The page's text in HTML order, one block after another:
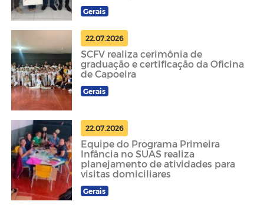
Gerais
22.07.2026
SCFV realiza cerimônia de
graduação e certificação da Oficina
de Capoeira
Gerais
22.07.2026
Equipe do Programa Primeira
Infância no SUAS realiza
planejamento de atividades para
visitas domiciliares
Gerais